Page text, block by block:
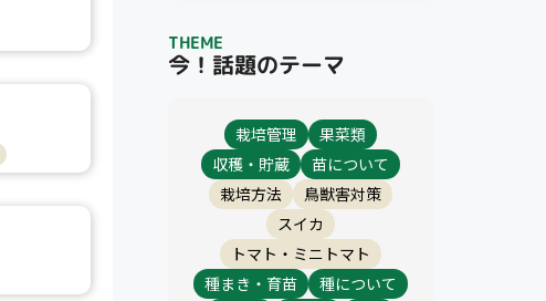
THEME
今！話題のテーマ
栽培管理
果菜類
収穫・貯蔵
苗について
栽培方法
鳥獣害対策
スイカ
トマト・ミニトマト
種まき・育苗
種について